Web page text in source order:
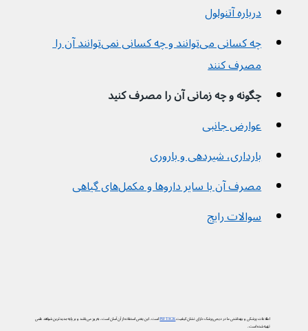
درباره آتنولول
چه کسانی می‌توانند و چه کسانی نمی‌توانند آن را
مصرف کنند
چگونه و چه زمانی آن را مصرف کنید
عوارض جانبی
بارداری، شیردهی و باروری
مصرف آن با سایر داروها و مکمل‌های گیاهی
سوالات رایج
اطلاعات پزشکی و بهداشتی ما در دیجی‌پزشک دارای نشان کیفیتPIF TICKاست. این یعنی استفاده از آن آسان است، به‌روز می‌باشد و بر پایه جدیدترین شواهد علمی
تهیه شده است.